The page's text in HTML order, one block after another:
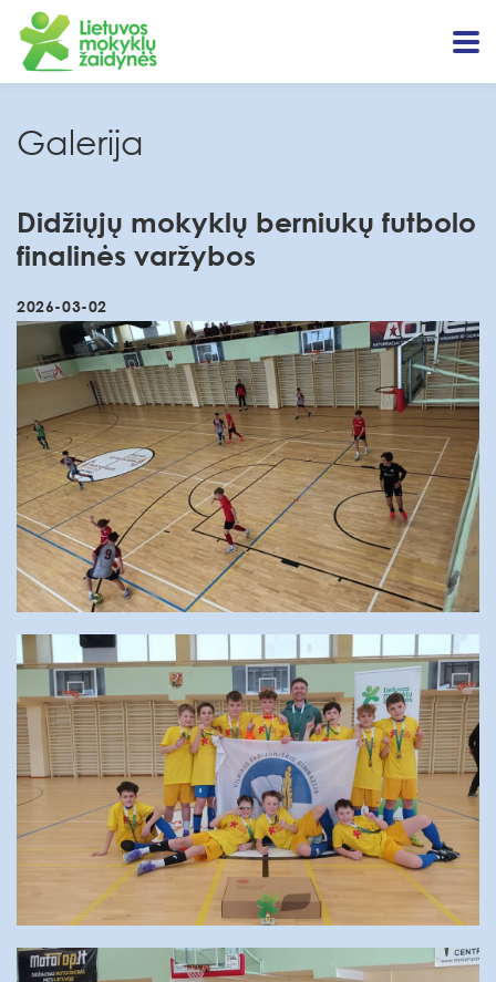
Galerija
Didžiųjų mokyklų berniukų futbolo
finalinės varžybos
2026-03-02